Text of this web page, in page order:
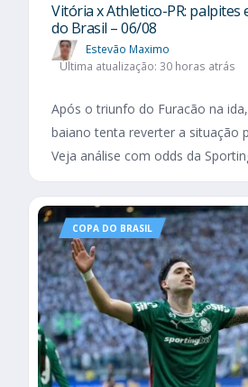
Vitória x Athletico-PR: palpites
do Brasil – 06/08
Estevão Maximo
Última atualização: 30 horas atrás
Após o triunfo do Furacão na
baiano tenta reverter a situação
Veja análise com odds da
COPA DO BRASIL